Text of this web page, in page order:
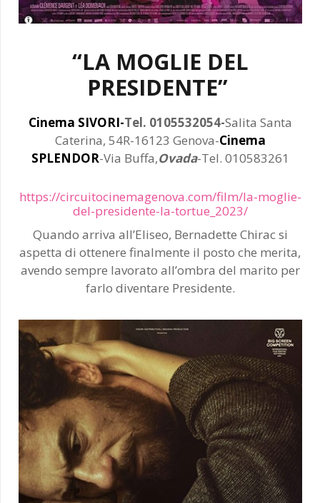
“LA MOGLIE DEL
PRESIDENTE”
Cinema SIVORI-Tel. 0105532054-Salita Santa
Caterina, 54R-16123 Genova-Cinema
SPLENDOR-Via Buffa,Ovada-Tel. 010583261
https://circuitocinemagenova.com/film/la-moglie-
del-presidente-la-tortue_2023/
Quando arriva all’Eliseo, Bernadette Chirac si
aspetta di ottenere finalmente il posto che merita,
avendo sempre lavorato all’ombra del marito per
farlo diventare Presidente.